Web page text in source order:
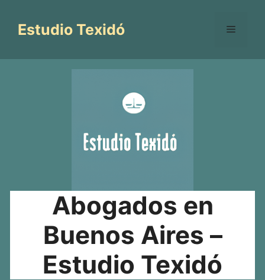
contenido
Estudio Texidó Menú
Abogados en
Buenos Aires –
Estudio Texidó